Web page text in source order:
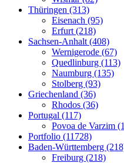
Thüringen (313)
Eisenach (95)
Erfurt (218)
Sachsen-Anhalt (408)
Wernigerode (67)
Quedlinburg (113)
Naumburg (135)
Stolberg (93)
Griechenland (36)
Rhodos (36)
Portugal (117)
Povoa de Varzim
Portfolio (11728)
Baden-Württemberg
Freiburg (218)